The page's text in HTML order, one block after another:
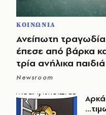
ΚΟΙΝΩΝΙΑ
Ανείπωτη
έπεσε από βάρκα
τρία ανήλικα παιδιά
Newsroom